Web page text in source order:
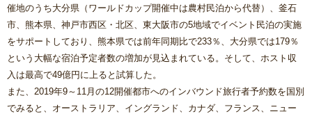
催地のうち大分県（ワールドカップ開催中は農村民泊から代替）、釜石
市、熊本県、神戸市西区・北区、東大阪市の5地域でイベント民泊の実施
をサポートしており、熊本県では前年同期比で233％、大分県では179％
という大幅な宿泊予定者数の増加が見込まれている。そして、ホスト収
入は最高で49億円に上ると試算した。
また、2019年9～11月の12開催都市へのインバウンド旅行者予約数を国別
でみると、オーストラリア、イングランド、カナダ、フランス、ニュー